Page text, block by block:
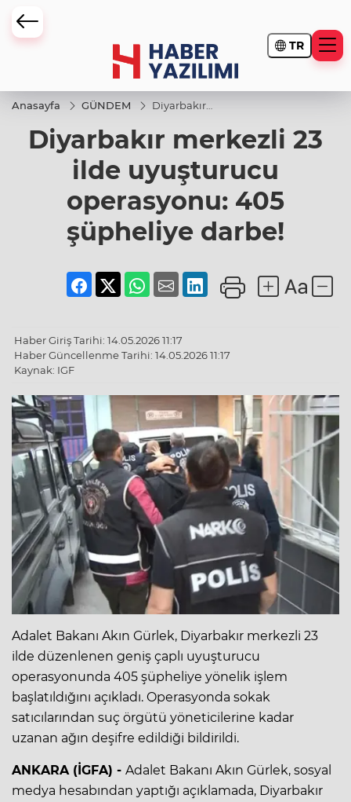
TR
Anasayfa GÜNDEM
Diyarbakır
uyuşturucu
405
şüpheliye
darbe!
Diyarbakır merkezli 23
ilde uyuşturucu
operasyonu: 405
şüpheliye darbe!
Haber Giriş Tarihi: 14.05.2026 11:17
Haber Güncellenme Tarihi: 14.05.2026 11:17
Kaynak: IGF
Adalet Bakanı Akın Gürlek, Diyarbakır merkezli 23
ilde düzenlenen geniş çaplı uyuşturucu
operasyonunda 405 şüpheliye yönelik işlem
başlatıldığını açıkladı. Operasyonda sokak
satıcılarından suç örgütü yöneticilerine kadar
uzanan ağın deşifre edildiği bildirildi.
ANKARA (İGFA) - Adalet Bakanı Akın Gürlek, sosyal
medya hesabından yaptığı açıklamada, Diyarbakır